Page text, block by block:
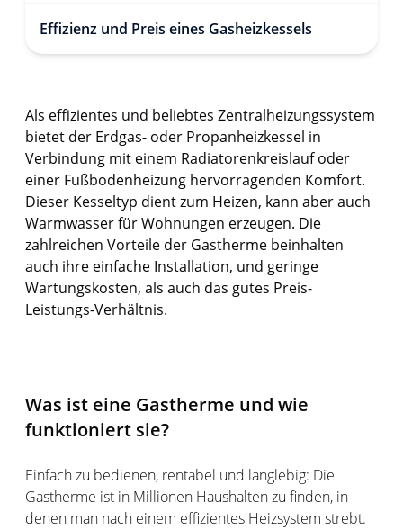
Effizienz und Preis eines Gasheizkessels
Als effizientes und beliebtes Zentralheizungssystem
bietet der Erdgas- oder Propanheizkessel in
Verbindung mit einem Radiatorenkreislauf oder
einer Fußbodenheizung hervorragenden Komfort.
Dieser Kesseltyp dient zum Heizen, kann aber auch
Warmwasser für Wohnungen erzeugen. Die
zahlreichen Vorteile der Gastherme beinhalten
auch ihre einfache Installation, und geringe
Wartungskosten, als auch das gutes Preis-
Leistungs-Verhältnis.
Was ist eine Gastherme und wie
funktioniert sie?
Einfach zu bedienen, rentabel und langlebig: Die
Gastherme ist in Millionen Haushalten zu finden, in
denen man nach einem effizientes Heizsystem strebt.